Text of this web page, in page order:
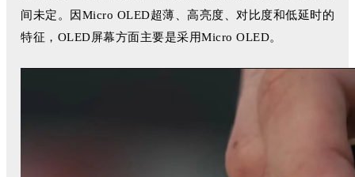
间未定。因Micro OLED超薄、高亮度、对比度和低延时的
特征，OLED屏幕方面主要是采用Micro OLED。